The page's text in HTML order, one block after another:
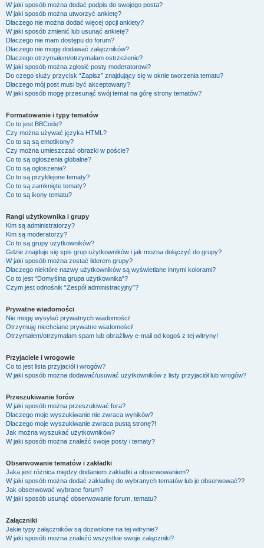
W jaki sposób można dodać podpis do swojego posta?
W jaki sposób można utworzyć ankietę?
Dlaczego nie można dodać więcej opcji ankiety?
W jaki sposób zmienić lub usunąć ankietę?
Dlaczego nie mam dostępu do forum?
Dlaczego nie mogę dodawać załączników?
Dlaczego otrzymałem/otrzymałam ostrzeżenie?
W jaki sposób można zgłosić posty moderatorowi?
Do czego służy przycisk “Zapisz” znajdujący się w oknie tworzenia tematu?
Dlaczego mój post musi być akceptowany?
W jaki sposób mogę przesunąć swój temat na górę strony tematów?
Formatowanie i typy tematów
Co to jest BBCode?
Czy można używać języka HTML?
Co to są są emotikony?
Czy można umieszczać obrazki w poście?
Co to są ogłoszenia globalne?
Co to są ogłoszenia?
Co to są przyklejone tematy?
Co to są zamknięte tematy?
Co to są ikony tematu?
Rangi użytkownika i grupy
Kim są administratorzy?
Kim są moderatorzy?
Co to są grupy użytkowników?
Gdzie znajduje się spis grup użytkowników i jak można dołączyć do grupy?
W jaki sposób można zostać liderem grupy?
Dlaczego niektóre nazwy użytkowników są wyświetlane innymi kolorami?
Co to jest “Domyślna grupa użytkownika”?
Czym jest odnośnik “Zespół administracyjny”?
Prywatne wiadomości
Nie mogę wysyłać prywatnych wiadomości!
Otrzymuję niechciane prywatne wiadomości!
Otrzymałem/otrzymałam spam lub obraźliwy e-mail od kogoś z tej witryny!
Przyjaciele i wrogowie
Co to jest lista przyjaciół i wrogów?
W jaki sposób można dodawać/usuwać użytkowników z listy przyjaciół lub wrogów?
Przeszukiwanie forów
W jaki sposób można przeszukiwać fora?
Dlaczego moje wyszukiwanie nie zwraca wyników?
Dlaczego moje wyszukiwanie zwraca pustą stronę?!
Jak można wyszukać użytkowników?
W jaki sposób można znaleźć swoje posty i tematy?
Obserwowanie tematów i zakładki
Jaka jest różnica między dodaniem zakładki a obserwowaniem?
W jaki sposób można dodać zakładkę do wybranych tematów lub je obserwować??
Jak obserwować wybrane forum?
W jaki sposób usunąć obserwowanie forum, tematu?
Załączniki
Jakie typy załączników są dozwolone na tej witrynie?
W jaki sposób można znaleźć wszystkie swoje załączniki?